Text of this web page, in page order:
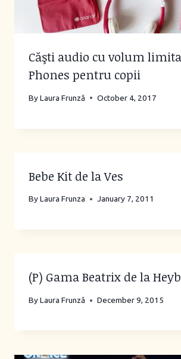
Căşti audio cu volum
Phones pentru copii
ByLaura Frunză October 4, 2017
Bebe Kit de la Ves
ByLaura Frunza January 7, 2011
(P) Gama Beatrix de la
ByLaura Frunză December 9, 2015